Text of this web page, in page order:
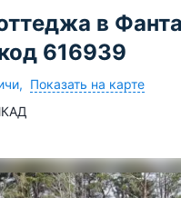
в
616939
, Показать на карте